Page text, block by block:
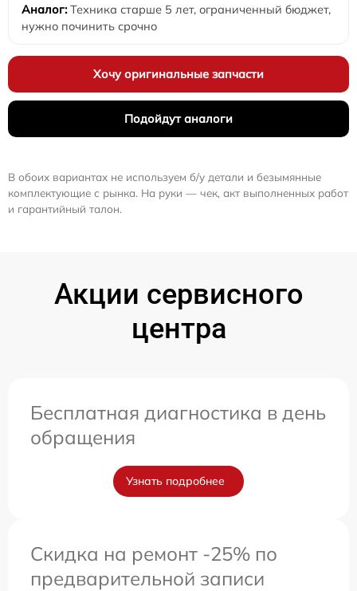
Техника старше 5 лет, ограниченный бюджет,
нужно починить срочно
Хочу оригинальные запчасти
Подойдут аналоги
В обоих вариантах не используем б/у детали и безымянные
комплектующие с рынка. На руки — чек, акт выполненных работ
и гарантийный талон.
Акции сервисного
центра
Бесплатная диагностика в день
обращения
Узнать подробнее
Скидка на ремонт -25% по
предварительной записи